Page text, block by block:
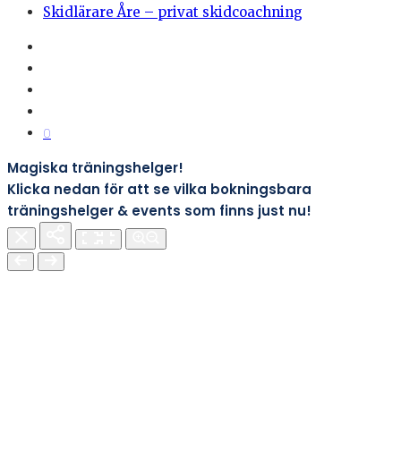
Skidlärare Åre – privat skidcoachning
0
Magiska träningshelger!
Klicka nedan för att se vilka bokningsbara
träningshelger & events som finns just nu!